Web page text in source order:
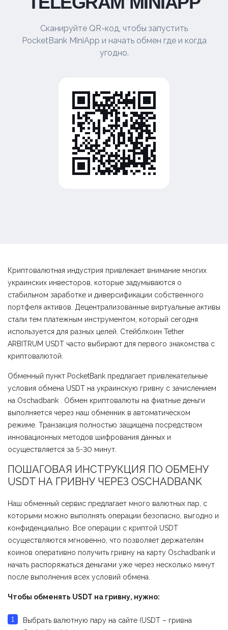
Сканируйте QR-код, чтобы запустить
PocketBank MiniApp и начать обмен где и когда
угодно.
Криптовалютная индустрия привлекает внимание многих
украинских инвесторов, которые задумываются о
стабильном заработке и диверсификации собственного
портфеля активов. Децентрализованные виртуальные активы
стали тем платежным инструментом, который сегодня
используется для разных целей. Стейблкоин Tether
ARBITRUM USDT часто выбирают для первого знакомства с
криптовалютой.
Обменный пункт PocketBank предлагает привлекательные
условия обмена USDT на украинскую гривну с зачислением
на Оschadbank . Обмен криптовалюты на фиатные деньги
выполняется через наш обменник в автоматическом
режиме. Транзакция полностью защищена посредством
инновационных методов шифрования данных и
осуществляется за 5-30 минут.
ПОШАГОВАЯ ИНСТРУКЦИЯ ПО ОБМЕНУ
USDT НА ГРИВНУ ЧЕРЕЗ ОSCHADBANK
Наш обменный сервис предлагает много валютных пар, с
которыми можно выполнять операции безопасно, выгодно и
конфиденциально. Все операции с криптой USDT
осуществляются мгновенно, что позволяет держателям
коинов оперативно получить гривну на карту Оschadbank и
начать распоряжаться деньгами уже через несколько минут
после выполнения всех условий обмена.
Чтобы обменять USDT на гривну, нужно:
Выбрать валютную пару на сайте (USDT – гривна